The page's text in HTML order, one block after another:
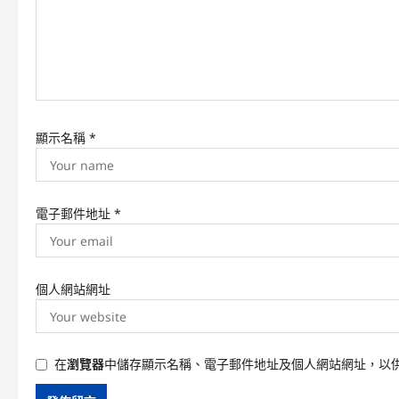
顯示名稱 *
電子郵件地址 *
個人網站網址
在瀏覽器中儲存顯示名稱、電子郵件地址及個人網站網址，以